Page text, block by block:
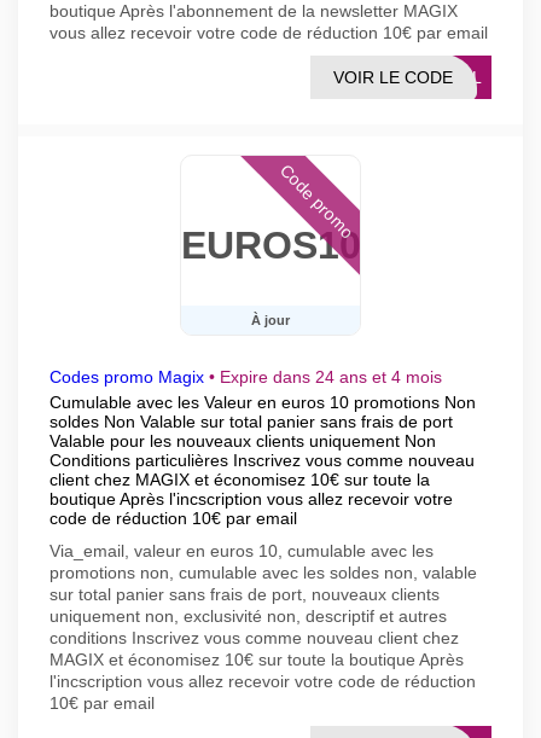
boutique Après l'abonnement de la newsletter MAGIX
vous allez recevoir votre code de réduction 10€ par email
MAIL
VOIR LE CODE
EUROS10
À jour
Code promo
Codes promo Magix • Expire dans 24 ans et 4 mois
Cumulable avec les Valeur en euros 10 promotions Non
soldes Non Valable sur total panier sans frais de port
Valable pour les nouveaux clients uniquement Non
Conditions particulières Inscrivez vous comme nouveau
client chez MAGIX et économisez 10€ sur toute la
boutique Après l'incscription vous allez recevoir votre
code de réduction 10€ par email
Via_email, valeur en euros 10, cumulable avec les
promotions non, cumulable avec les soldes non, valable
sur total panier sans frais de port, nouveaux clients
uniquement non, exclusivité non, descriptif et autres
conditions Inscrivez vous comme nouveau client chez
MAGIX et économisez 10€ sur toute la boutique Après
l'incscription vous allez recevoir votre code de réduction
10€ par email